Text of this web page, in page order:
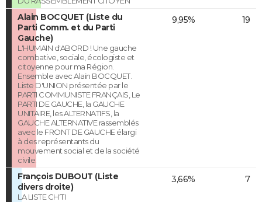
Alain BOCQUET (Liste du
Parti Comm. et du Parti
Gauche)
L'HUMAIN d'ABORD ! Une gauche
combative, sociale, écologiste et
citoyenne pour ma Région.
Ensemble avec Alain BOCQUET.
Liste D'UNION présentée par le
PARTI COMMUNISTE FRANÇAIS, Le
PARTI DE GAUCHE, la GAUCHE
UNITAIRE, les ALTERNATIFS, la
GAUCHE ALTERNATIVE rassemblés
avec le FRONT DE GAUCHE élargi
à des représentants du
mouvement social et de la société
civile.
9,95% 19
François DUBOUT (Liste
divers droite)
LA LISTE CH'TI
3,66% 7